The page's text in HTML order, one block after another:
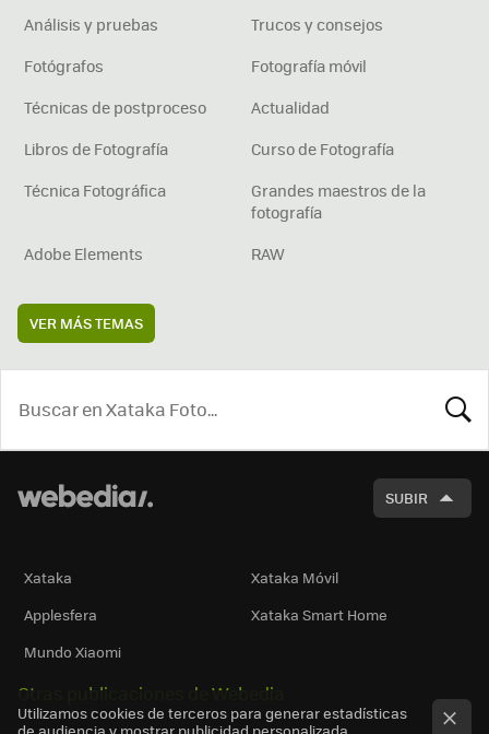
Análisis y pruebas
Trucos y consejos
Fotógrafos
Fotografía móvil
Técnicas de postproceso
Actualidad
Libros de Fotografía
Curso de Fotografía
Técnica Fotográfica
Grandes maestros de la
fotografía
Adobe Elements
RAW
VER MÁS TEMAS
SUBIR
Xataka
Xataka Móvil
Applesfera
Xataka Smart Home
Mundo Xiaomi
Otras publicaciones de Webedia
Utilizamos cookies de terceros para generar estadísticas